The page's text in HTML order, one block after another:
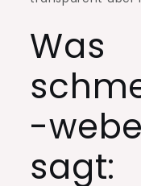
Was
-
sagt: